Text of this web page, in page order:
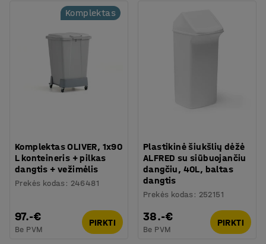
Komplektas
Komplektas OLIVER, 1x90
L konteineris + pilkas
dangtis + vežimėlis
Prekės kodas : 246481
97.-€
Be PVM
PIRKTI
Plastikinė šiukšlių dėžė
ALFRED su siūbuojančiu
dangčiu, 40L, baltas
dangtis
Prekės kodas : 252151
38.-€
Be PVM
PIRKTI